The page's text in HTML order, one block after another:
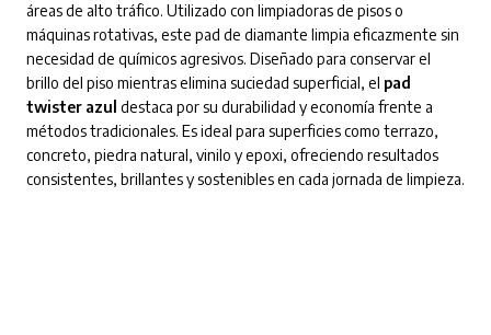
áreas de alto tráfico. Utilizado con limpiadoras de pisos o
máquinas rotativas, este pad de diamante limpia eficazmente sin
necesidad de químicos agresivos. Diseñado para conservar el
brillo del piso mientras elimina suciedad superficial, el pad
twister azul destaca por su durabilidad y economía frente a
métodos tradicionales. Es ideal para superficies como terrazo,
concreto, piedra natural, vinilo y epoxi, ofreciendo resultados
consistentes, brillantes y sostenibles en cada jornada de limpieza.